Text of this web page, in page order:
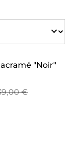
"Noir"
€